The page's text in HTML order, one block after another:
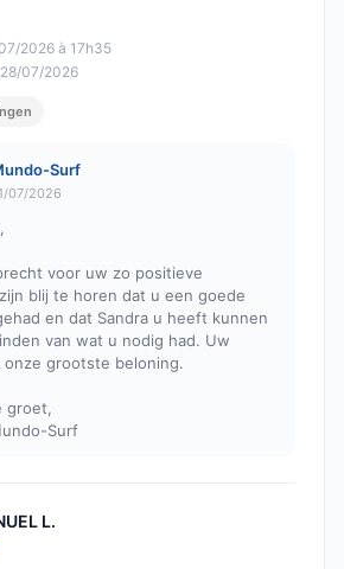
2026 à 17h35
07/2026
Surf
07/2026
voor uw zo positieve
blij te horen dat u een goede
en dat Sandra u heeft kunnen
van wat u nodig had. Uw
grootste beloning.
groet,
Surf
L.
van 5